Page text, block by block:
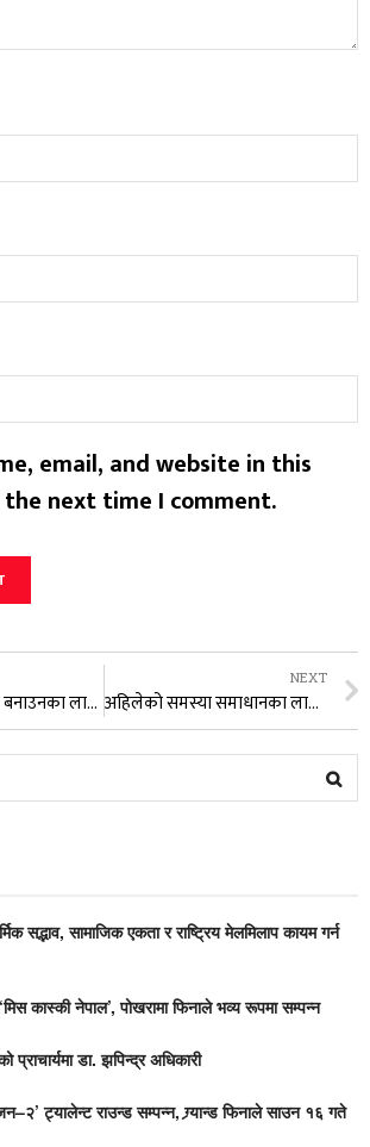
email, and website in this
next time I comment.
शहरलाई बस्न योग्य बनाउनका लागि गर्नुपर्ने काममा विशेष ध्यान दिने :मन्त्री प्रकाशमान सिंह
NEXT
अहिलेको समस्या समाधानका लागि युवा नेतृत्वमा आउनुपर्छ–तिमिल्सिना
सद्भाव, सामाजिक एकता र राष्ट्रिय मेलमिलाप कायम गर्न
कास्की नेपाल’, पोखरामा फिनाले भव्य रूपमा सम्पन्न
प्राचार्यमा डा. झपिन्द्र अधिकारी
ट्यालेन्ट राउन्ड सम्पन्न, ग्र्यान्ड फिनाले साउन १६ गते